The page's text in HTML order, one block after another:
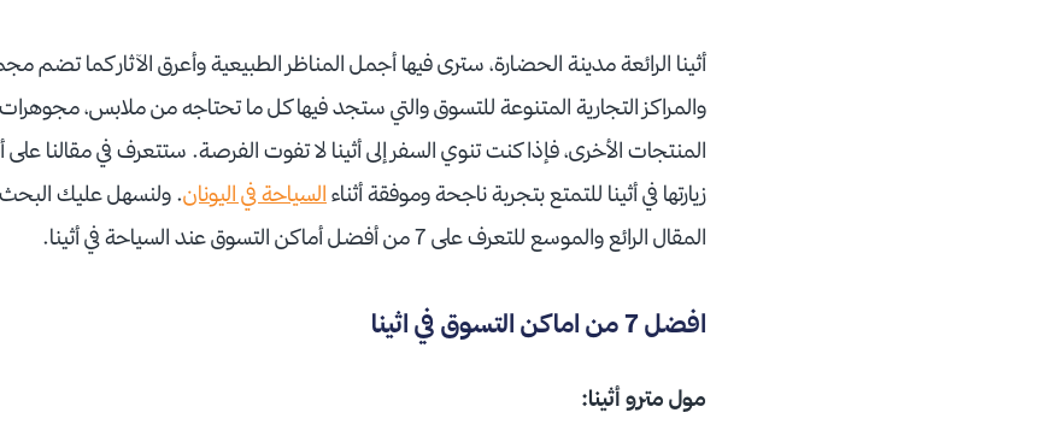
أثينا الرائعة مدينة الحضارة، سترى فيها أجمل المناظر الطبيعية وأعرق الآثار كما تضم
والمراكز التجارية المتنوعة للتسوق والتي ستجد فيها كل ما تحتاجه من ملابس،
المنتجات الأخرى، فإذا كنت تنوي السفر إلى أثينا لا تفوت الفرصة. ستتعرف في مقالنا
زيارتها في أثينا للتمتع بتجربة ناجحة وموفقة أثناء السياحة في اليونان. ولنسهل عليك البحث
المقال الرائع والموسع للتعرف على 7 من أفضل أماكن التسوق عند السياحة في أثينا.
افضل 7 من اماكن التسوق في اثينا
مول مترو أثينا: